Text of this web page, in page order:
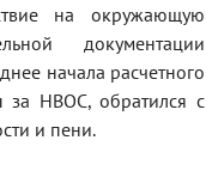
на окружающую
документации
начала расчетного
за НВОС, обратился с
и пени.